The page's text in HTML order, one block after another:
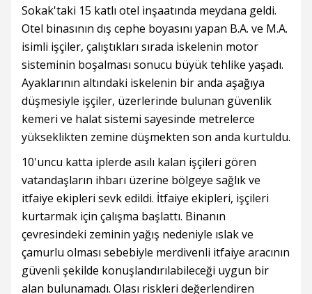
Sokak'taki 15 katlı otel inşaatında meydana geldi.
Otel binasının dış cephe boyasını yapan B.A. ve M.A.
isimli işçiler, çalıştıkları sırada iskelenin motor
sisteminin boşalması sonucu büyük tehlike yaşadı.
Ayaklarının altındaki iskelenin bir anda aşağıya
düşmesiyle işçiler, üzerlerinde bulunan güvenlik
kemeri ve halat sistemi sayesinde metrelerce
yükseklikten zemine düşmekten son anda kurtuldu.
10'uncu katta iplerde asılı kalan işçileri gören
vatandaşların ihbarı üzerine bölgeye sağlık ve
itfaiye ekipleri sevk edildi. İtfaiye ekipleri, işçileri
kurtarmak için çalışma başlattı. Binanın
çevresindeki zeminin yağış nedeniyle ıslak ve
çamurlu olması sebebiyle merdivenli itfaiye aracının
güvenli şekilde konuşlandırılabileceği uygun bir
alan bulunamadı. Olası riskleri değerlendiren